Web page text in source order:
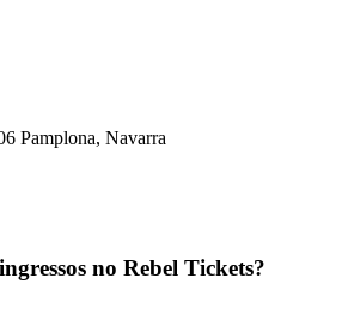
Pamplona, Navarra
no Rebel Tickets?